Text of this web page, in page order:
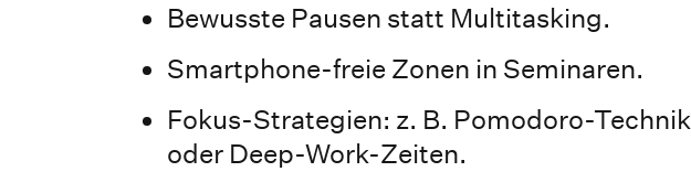
Bewusste Pausen statt Multitasking.
Smartphone-freie Zonen in Seminaren.
Fokus-Strategien: z. B. Pomodoro-Technik
oder Deep-Work-Zeiten.